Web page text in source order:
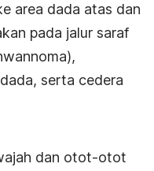
area dada atas dan
pada jalur saraf
serta cedera
dan otot-otot